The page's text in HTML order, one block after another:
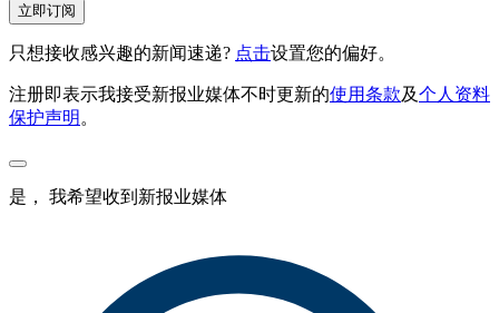
立即订阅
只想接收感兴趣的新闻速递? 点击设置您的偏好。
注册即表示我接受新报业媒体不时更新的使用条款及个人资料
保护声明 。
是， 我希望收到新报业媒体